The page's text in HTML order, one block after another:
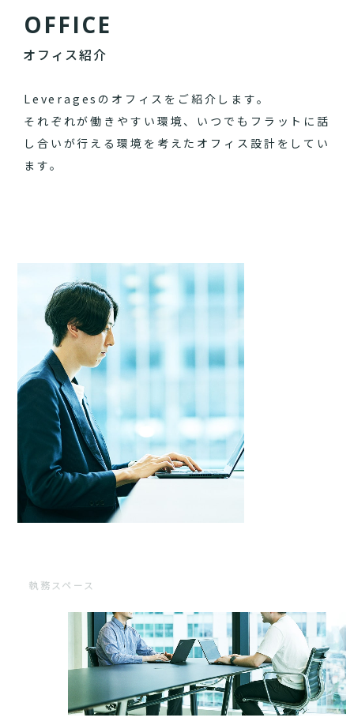
OFFICE
オフィス紹介
Leveragesのオフィスをご紹介します。
それぞれが働きやすい環境、いつでもフラットに話
し合いが行える環境を考えたオフィス設計をしてい
ます。
執務スペース